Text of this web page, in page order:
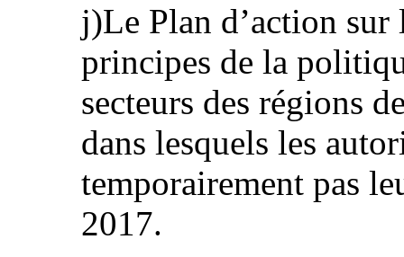
j)Le Plan d’action sur
principes de la
secteurs des régions
dans lesquels les
temporairement pas
2017.